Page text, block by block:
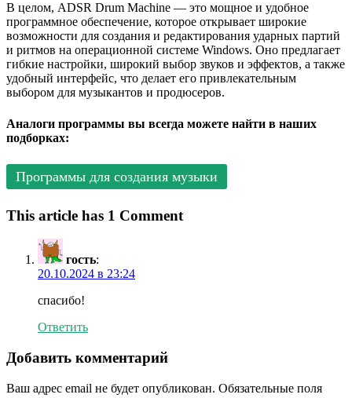
В целом, ADSR Drum Machine — это мощное и удобное
программное обеспечение, которое открывает широкие
возможности для создания и редактирования ударных партий
и ритмов на операционной системе Windows. Оно предлагает
гибкие настройки, широкий выбор звуков и эффектов, а также
удобный интерфейс, что делает его привлекательным
выбором для музыкантов и продюсеров.
Аналоги программы вы всегда можете найти в наших
подборках:
Программы для создания музыки
This article has 1 Comment
гость:
20.10.2024 в 23:24
спасибо!
Ответить
Добавить комментарий
Ваш адрес email не будет опубликован. Обязательные поля